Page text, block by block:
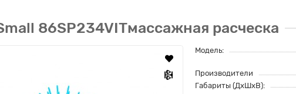
86SP234VITмассажная расческа
Модель:
Производители
Габариты (ДхШхВ):